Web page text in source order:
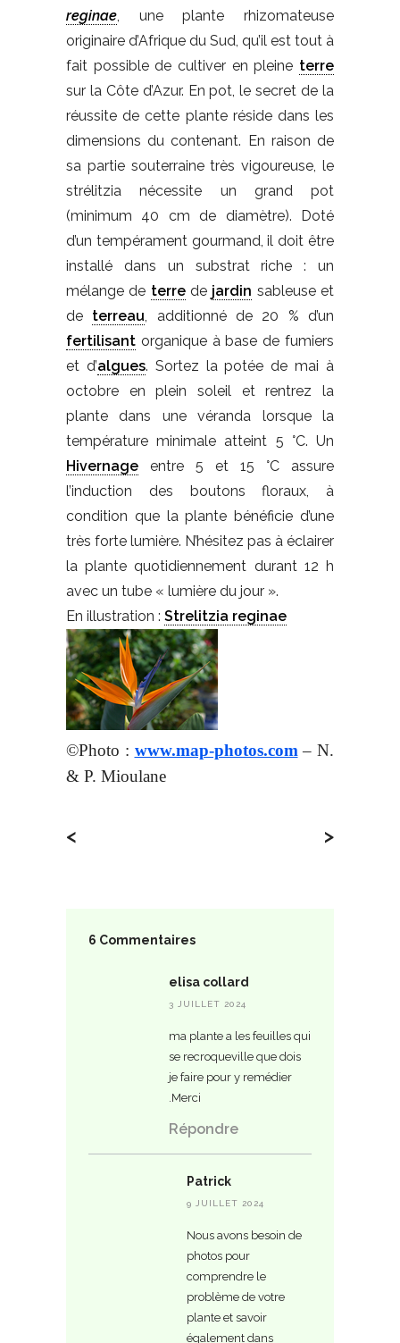
reginae , une plante rhizomateuse
originaire d’Afrique du Sud, qu’il est tout à
fait possible de cultiver en pleine terre
sur la Côte d’Azur. En pot, le secret de la
réussite de cette plante réside dans les
dimensions du contenant. En raison de
sa partie souterraine très vigoureuse, le
strélitzia nécessite un grand pot
(minimum 40 cm de diamètre). Doté
d’un tempérament gourmand, il doit être
installé dans un substrat riche : un
mélange de terrede jardin sableuse et
de terreau , additionné de 20 % d’un
fertilisant organique à base de fumiers
et d’algues. Sortez la potée de mai à
octobre en plein soleil et rentrez la
plante dans une véranda lorsque la
température minimale atteint 5 °C. Un
Hivernage entre 5 et 15 °C assure
l’induction des boutons floraux, à
condition que la plante bénéficie d’une
très forte lumière. N’hésitez pas à éclairer
la plante quotidiennement durant 12 h
avec un tube « lumière du jour ».
En illustration : Strelitzia reginae
©Photo : www.map-photos.com – N.
& P. Mioulane
< >
6 Commentaires
elisa collard
3 JUILLET 2024
ma plante a les feuilles qui
se recroqueville que dois
je faire pour y remédier
.Merci
Répondre
Patrick
9 JUILLET 2024
Nous avons besoin de
photos pour
comprendre le
problème de votre
plante et savoir
également dans